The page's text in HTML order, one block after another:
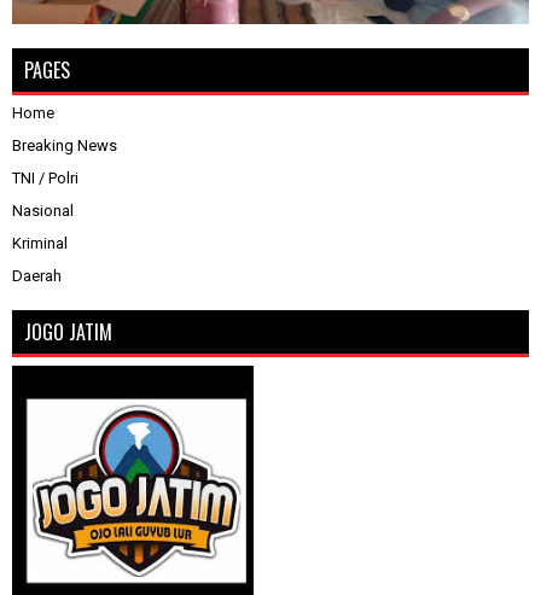
PAGES
Home
Breaking News
TNI / Polri
Nasional
Kriminal
Daerah
JOGO JATIM